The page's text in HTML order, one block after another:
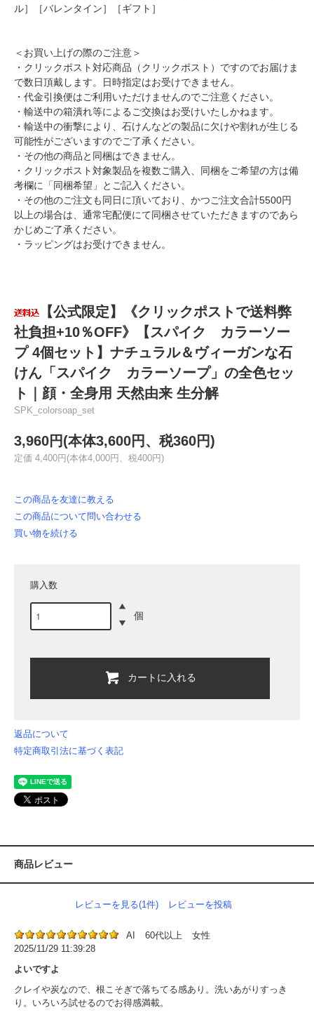
ル］［バレンタイン］［ギフト］
＜お買い上げの際のご注意＞
・クリックポスト対応商品（クリックポスト）ですのでお届けま
で数日頂戴します。日時指定はお受けできません。
・代金引換便はご利用いただけませんのでご注意ください。
・輸送中の箱潰れ等によるご交換はお受けいたしかねます。
・輸送中の衝撃により、石けんなどの製品に欠けや割れが生じる
可能性がございますのでご了承ください。
・その他の商品と同梱はできません。
・クリックポスト対象製品を複数ご購入、同梱をご希望の方は備
考欄に「同梱希望」とご記入ください。
・その他のご注文も同日に頂いており、かつご注文合計5500円
以上の場合は、通常宅配便にて同梱させていただきますのであら
かじめご了承ください。
・ラッピングはお受けできません。
【公式限定】《クリックポストで送料弊
社負担+10％OFF》【スパイク カラーソー
プ 4個セット】ナチュラル＆ヴィーガンな石
けん「スパイク カラーソープ」の全色セッ
ト｜顔・全身用 天然由来 生分解
SPK_colorsoap_set
3,960円(本体3,600円、税360円)
定価 4,400円(本体4,000円、税400円)
この商品を友達に教える
この商品について問い合わせる
買い物を続ける
購入数
個
カートに入れる
返品について
特定商取引法に基づく表記
商品レビュー
レビューを見る(1件) レビューを投稿
AI 60代以上
女性
2025/11/29 11:39:28
よいですよ
クレイや炭なので、根こそぎで落ちてる感あり。洗いあがりすっき
り。いろいろ試せるのでお得感満載。